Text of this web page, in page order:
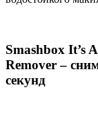
Smashbox It’s
Remover –
секунд